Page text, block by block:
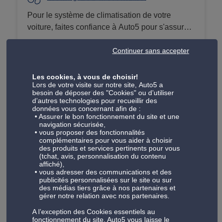
émise par votre véhicule, est un service qui
peut être ajouté à MonEntretien. Pour les
véhicules plus agés, nous travaillons avec des
changement de filtres (huile, carburant, air... si
contrôle pour vous assurer de reprendre la
route sereinement.
Pour le système de climatisation de votre
voiture, faites confiance à Auto5 pour s'assurer
de son bon fonctionnement. Nous travaillons
avec différents forfaits à partir pour la recharge
traitements anti-odeurs. Nous offrons ces
services pour les véhicules dotés de l'ancien
gaz airco (R134a), interdit après 2017, et le
nouveau gaz (R1234YF) introduit sur certains
véhicules dès 2013.
Check-up
Nos forfaits check-up visent à vérifier tous les
composants importants du véhicule afin que
vous puissiez prendre la route en toute
sérénité. Nos techniciens qualifiés examineront
soigneusement votre véhicule et veillent à ce
qu'il soit dans un état optimal. De la vérification
des freins à l'état des amortisseurs à la
fonctionnalité de l'éclairage - nous prenons soin
de chaque détail afin qu'ils puissent être en
toute sécurité et fiables.
Voir plus
Freinage
Les freins sont l'un des systèmes de sécurité
les plus importants de votre véhicule. Nous
Les cookies, à vous de choisir!
Lors de votre visite sur notre site, Auto5 a
besoin de déposer des "Cookies" ou d’utiliser
d’autres technologies pour recueillir des
données vous concernant afin de :
Assurer le bon fonctionnement du site et une
navigation sécurisée,
vous proposer des fonctionnalités
complémentaires pour vous aider à choisir
des produits et services pertinents pour vous
(tchat, avis, personnalisation du contenu
affiché),
vous adresser des communications et des
publicités personnalisées sur le site ou sur
des médias tiers grâce à nos partenaires et
gérer notre relation avec nos partenaires.
A l’exception des Cookies essentiels au
fonctionnement du site, Auto5 vous laisse le
Continuer sans accepter